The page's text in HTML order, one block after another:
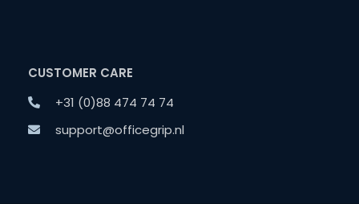
CUSTOMER CARE
+31 (0)88 474 74 74
support@officegrip.nl